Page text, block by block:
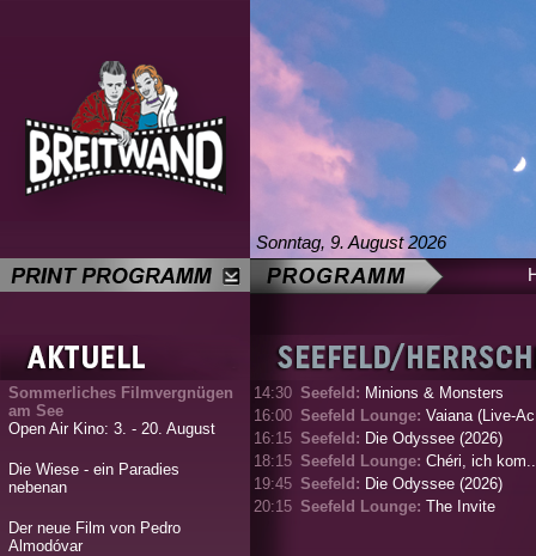
Sonntag, 9. August 2026
Sommerliches Filmvergnügen
am See
Open Air Kino: 3. - 20. August
Die Wiese - ein Paradies
nebenan
Der neue Film von Pedro
Almodóvar
14:30 Seefeld: Minions & Monsters
16:00 Seefeld Lounge: Vaiana (Live-
16:15 Seefeld: Die Odyssee (2026)
18:15 Seefeld Lounge: Chéri, ich
19:45 Seefeld: Die Odyssee (2026)
20:15 Seefeld Lounge: The Invite